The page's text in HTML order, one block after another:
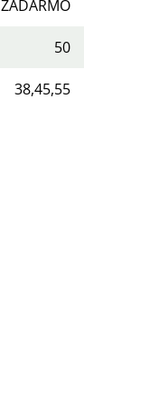
ZADARMO
50
38,45,55